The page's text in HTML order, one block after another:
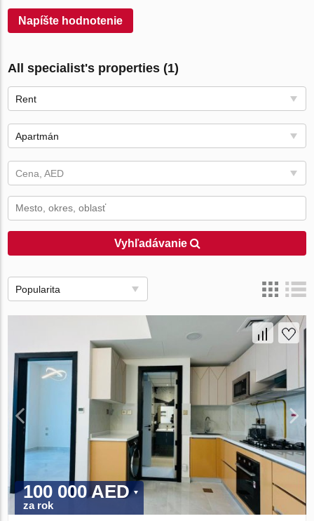
Napíšte hodnotenie
All specialist's properties (1)
Rent
Apartmán
Cena, AED
Vyhľadávanie
Popularita
100 000 AED
za rok